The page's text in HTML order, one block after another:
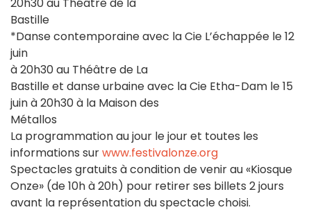
20h30 au Théâtre de la
Bastille
*Danse contemporaine avec la Cie L’échappée le 12
juin
à 20h30 au Théâtre de La
Bastille et danse urbaine avec la Cie Etha-Dam le 15
juin à 20h30 à la Maison des
Métallos
La programmation au jour le jour et toutes les
informations surwww.festivalonze.org
Spectacles gratuits à condition de venir au «Kiosque
Onze» (de 10h à 20h) pour retirer ses billets 2 jours
avant la représentation du spectacle choisi.